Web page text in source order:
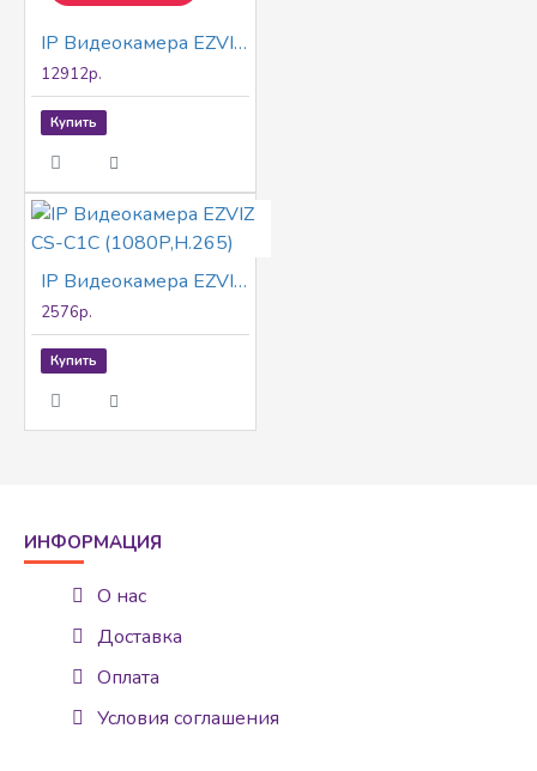
IP Видеокамера EZVIZ CS-BC1C
12912р.
Купить
IP Видеокамера EZVIZ CS-C1C (1080P,H.265)
2576р.
Купить
ИНФОРМАЦИЯ
О нас
Доставка
Оплата
Условия соглашения